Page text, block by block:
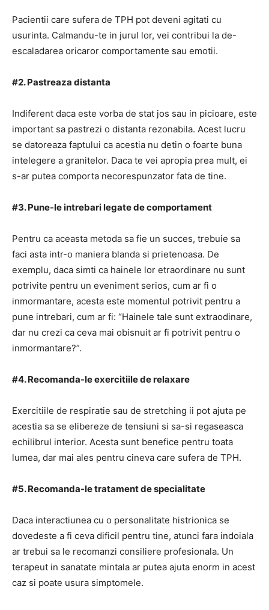
Pacientii care sufera de TPH pot deveni agitati cu
usurinta. Calmandu-te in jurul lor, vei contribui la de-
escaladarea oricaror comportamente sau emotii.
#2. Pastreaza distanta
Indiferent daca este vorba de stat jos sau in picioare, este
important sa pastrezi o distanta rezonabila. Acest lucru
se datoreaza faptului ca acestia nu detin o foarte buna
intelegere a granitelor. Daca te vei apropia prea mult, ei
s-ar putea comporta necorespunzator fata de tine.
#3. Pune-le intrebari legate de comportament
Pentru ca aceasta metoda sa fie un succes, trebuie sa
faci asta intr-o maniera blanda si prietenoasa. De
exemplu, daca simti ca hainele lor etraordinare nu sunt
potrivite pentru un eveniment serios, cum ar fi o
inmormantare, acesta este momentul potrivit pentru a
pune intrebari, cum ar fi: “Hainele tale sunt extraodinare,
dar nu crezi ca ceva mai obisnuit ar fi potrivit pentru o
inmormantare?”.
#4. Recomanda-le exercitiile de relaxare
Exercitiile de respiratie sau de stretching ii pot ajuta pe
acestia sa se elibereze de tensiuni si sa-si regaseasca
echilibrul interior. Acesta sunt benefice pentru toata
lumea, dar mai ales pentru cineva care sufera de TPH.
#5. Recomanda-le tratament de specialitate
Daca interactiunea cu o personalitate histrionica se
dovedeste a fi ceva dificil pentru tine, atunci fara indoiala
ar trebui sa le recomanzi consiliere profesionala. Un
terapeut in sanatate mintala ar putea ajuta enorm in acest
caz si poate usura simptomele.